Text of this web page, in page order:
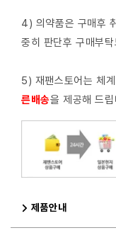
4) 의약품은 구매후
중히 판단후 구매부
5) 재팬스토어는 체
른배송을 제공해 드
제품안내